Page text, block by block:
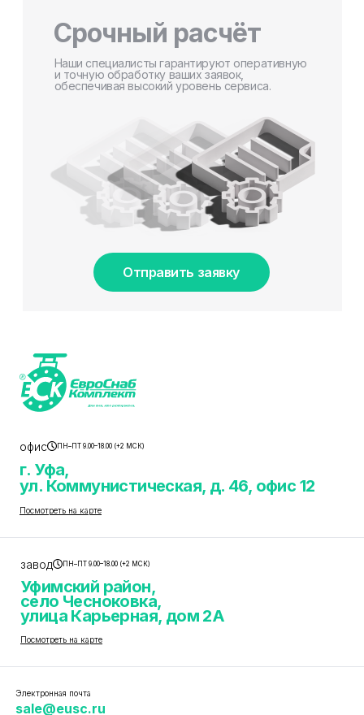
Срочный расчёт
Наши специалисты гарантируют оперативную
и точную обработку ваших заявок,
обеспечивая высокий уровень сервиса.
Отправить заявку
офис ПН–ПТ 9.00–18.00 (+2 МСК)
г. Уфа,
ул. Коммунистическая, д. 46, офис 12
Посмотреть на карте
завод ПН–ПТ 9.00–18.00 (+2 МСК)
Уфимский район,
село Чесноковка,
улица Карьерная, дом 2А
Посмотреть на карте
Электронная почта
sale@eusc.ru